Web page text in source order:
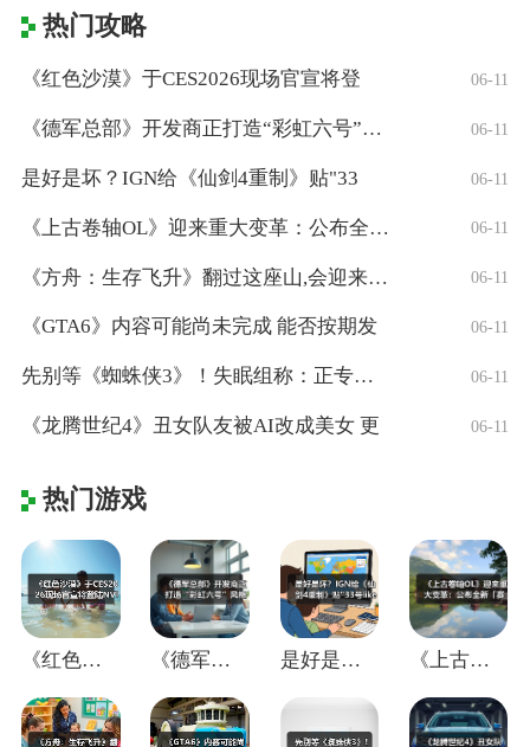
热门攻略
《红色沙漠》于CES2026现场官宣将登 06-11
《德军总部》开发商正打造“彩虹六号”风格 06-11
是好是坏？IGN给《仙剑4重制》贴"33 06-11
《上古卷轴OL》迎来重大变革：公布全新「 06-11
《方舟：生存飞升》翻过这座山,会迎来真正 06-11
《GTA6》内容可能尚未完成 能否按期发 06-11
先别等《蜘蛛侠3》！失眠组称：正专注打造 06-11
《龙腾世纪4》丑女队友被AI改成美女 更 06-11
热门游戏
《红色沙漠》于CES2026现场官宣将登 《德军总部》开发商正打造“彩虹六号”风格 是好是坏？IGN给《仙剑4重制》贴"33 《上古卷轴OL》迎来重大变革：公布全新「